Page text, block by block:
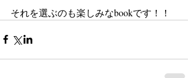
それを選ぶのも楽しみなbookです！！